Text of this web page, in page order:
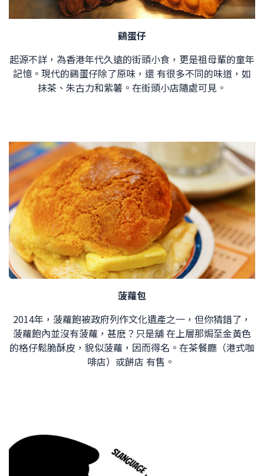
鷄蛋仔
起源不詳，為香港年代久遠的街頭小食，更是祖母輩的童年
記憶。現代的鷄蛋仔除了原味，還 有很多不同的味道，如
抹茶、朱古力和紫薯。在街頭小店隨處可見。
菠蘿包
2014年，菠蘿飽被政府列作文化遺產之一，但你猜錯了，
菠蘿飽內並沒有菠蘿，甚麽？只是舖 在上層那焗至金黃色
的格仔鬆脆酥皮，貌似菠蘿，因而得名。在茶餐廳（港式咖
啡店）或餅店 有售。 ​